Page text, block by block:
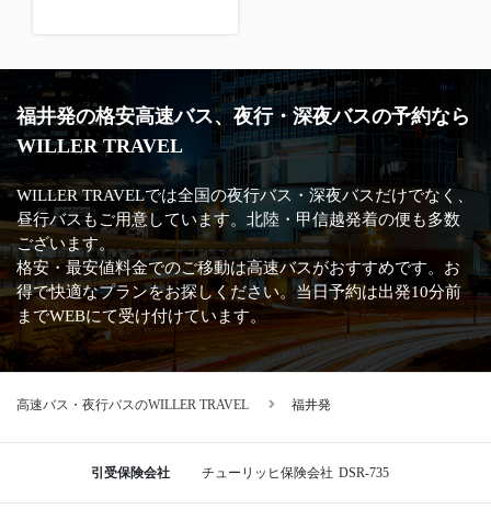
福井発の格安高速バス、夜行・深夜バスの予約なら
WILLER TRAVEL
WILLER TRAVELでは全国の夜行バス・深夜バスだけでなく、
昼行バスもご用意しています。北陸・甲信越発着の便も多数
ございます。
格安・最安値料金でのご移動は高速バスがおすすめです。お
得で快適なプランをお探しください。当日予約は出発10分前
までWEBにて受け付けています。
高速バス・夜行バスのWILLER TRAVEL 福井発
引受保険会社 チューリッヒ保険会社 DSR-735